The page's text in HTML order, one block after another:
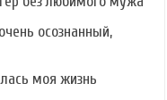
осознанный,
моя жизнь